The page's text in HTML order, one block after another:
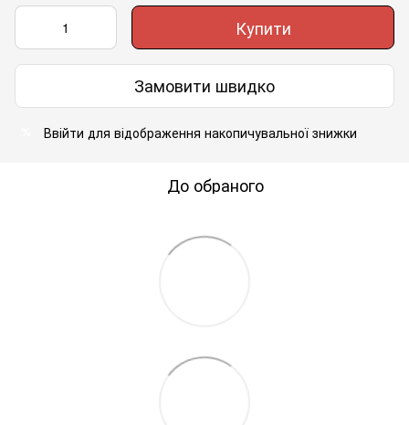
Купити
Замовити швидко
Ввійти для відображення накопичувальної знижки
До обраного